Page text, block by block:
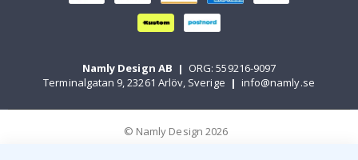
Namly Design AB | ORG: 559216-9097
Terminalgatan 9, 23261 Arlöv, Sverige | info@namly.se
© Namly Design 2026